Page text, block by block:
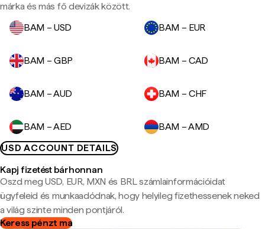
márka és más fő devizák között.
BAM – USD
BAM – EUR
BAM – GBP BAM – CAD
BAM – AUD BAM – CHF
BAM – AED
BAM – AMD
USD ACCOUNT DETAILS
Kapj fizetést bárhonnan
Oszd meg USD, EUR, MXN és BRL számlainformációidat
ügyfeleid és munkaadódnak, hogy helyileg fizethessenek neked
a világ szinte minden pontjáról.
Keress pénzt ma